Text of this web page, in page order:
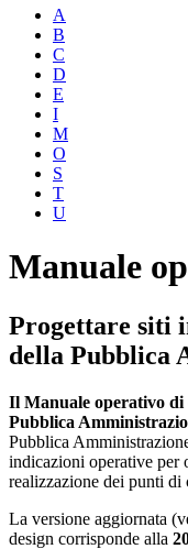
A
B
C
D
E
I
M
O
S
T
U
Manuale
Progettare siti
della Pubblica
Il Manuale operativo di
Pubblica
Pubblica
indicazioni operative per
realizzazione dei punti di
La versione aggiornata
design corrisponde alla